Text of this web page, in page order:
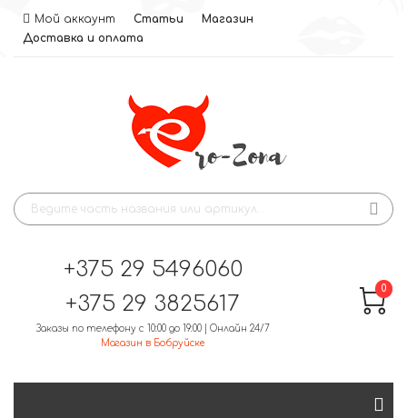
Мой аккаунт Статьи
Магазин
Доставка и оплата
+375 29 5496060
+375 29 3825617
Заказы по телефону с 10:00 до 19:00 | Онлайн 24/7
Магазин в Бобруйске
0